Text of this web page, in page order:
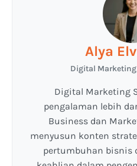
Alya
Digital
Digital Marketing
pengalaman lebih
Business dan
menyusun konten
pertumbuhan bisnis